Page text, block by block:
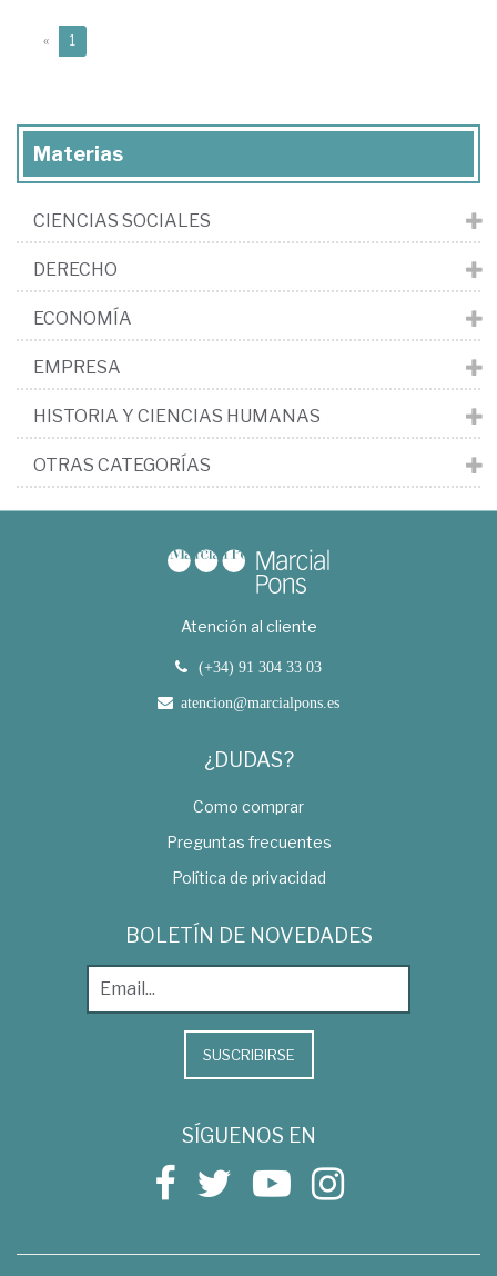
« 1
Materias
CIENCIAS SOCIALES
DERECHO
ECONOMÍA
EMPRESA
HISTORIA Y CIENCIAS HUMANAS
OTRAS CATEGORÍAS
Atención al cliente
(+34) 91 304 33 03
atencion@marcialpons.es
¿DUDAS?
Como comprar
Preguntas frecuentes
Política de privacidad
BOLETÍN DE NOVEDADES
SUSCRIBIRSE
SÍGUENOS EN